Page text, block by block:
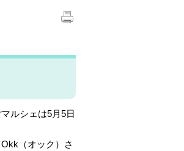
ルシェは5月5日
（オック）さ